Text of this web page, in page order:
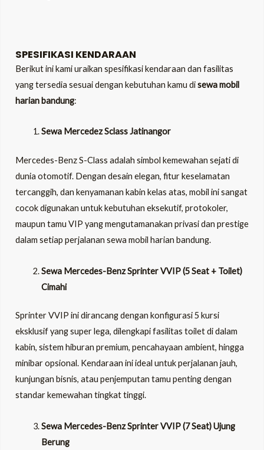
SPESIFIKASI KENDARAAN
Berikut ini kami uraikan spesifikasi kendaraan dan fasilitas
yang tersedia sesuai dengan kebutuhan kamu disewa mobil
harian bandung:
Sewa Mercedez Sclass Jatinangor
Mercedes-Benz S-Class adalah simbol kemewahan sejati di
dunia otomotif. Dengan desain elegan, fitur keselamatan
tercanggih, dan kenyamanan kabin kelas atas, mobil ini sangat
cocok digunakan untuk kebutuhan eksekutif, protokoler,
maupun tamu VIP yang mengutamanakan privasi dan prestige
dalam setiap perjalanan sewa mobil harian bandung.
Sewa Mercedes-Benz Sprinter VVIP (5 Seat + Toilet)
Cimahi
Sprinter VVIP ini dirancang dengan konfigurasi 5 kursi
eksklusif yang super lega, dilengkapi fasilitas toilet di dalam
kabin, sistem hiburan premium, pencahayaan ambient, hingga
minibar opsional. Kendaraan ini ideal untuk perjalanan jauh,
kunjungan bisnis, atau penjemputan tamu penting dengan
standar kemewahan tingkat tinggi.
Sewa Mercedes-Benz Sprinter VVIP (7 Seat) Ujung
Berung